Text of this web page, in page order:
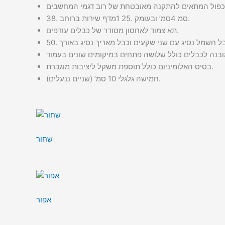
מדף שירות ברוחב 38‪.‬1 סמ’ ובעומק 25‪.‬4 סמ.
תא צמוד לאחסון מסודר של כבלים עודפים.
בסיס האלומיניום כולל תוספת משקל ליציבות מוגברת.
חמישה גלגלי 10 סמ’ (שניים ננעלים).
שחור
אפור